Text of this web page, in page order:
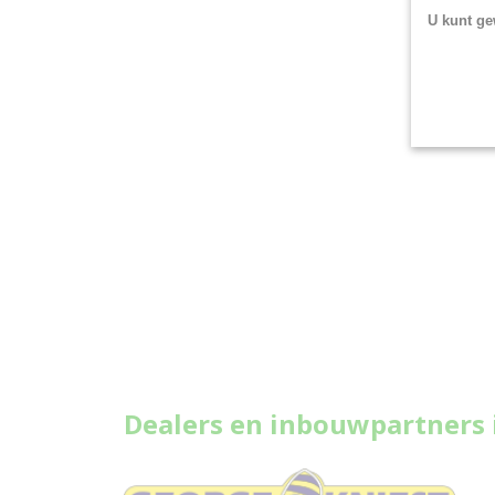
Dealers en
U kunt